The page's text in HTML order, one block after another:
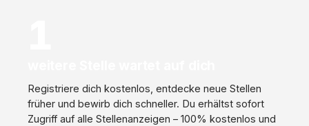
Registriere dich kostenlos, entdecke neue Stellen
früher und bewirb dich schneller. Du erhältst sofort
Zugriff auf alle Stellenanzeigen – 100% kostenlos und